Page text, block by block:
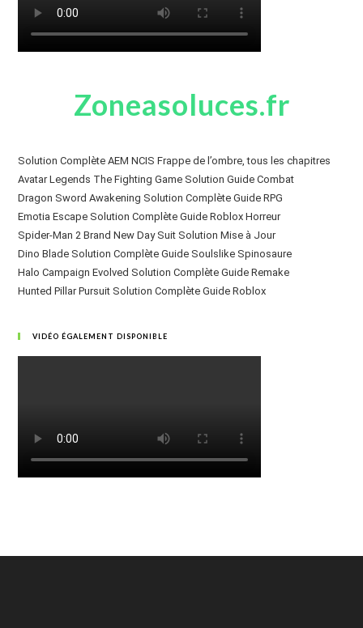
Zoneasoluces.fr
Solution Complète AEM NCIS Frappe de l’ombre, tous les chapitres
Avatar Legends The Fighting Game Solution Guide Combat
Dragon Sword Awakening Solution Complète Guide RPG
Emotia Escape Solution Complète Guide Roblox Horreur
Spider-Man 2 Brand New Day Suit Solution Mise à Jour
Dino Blade Solution Complète Guide Soulslike Spinosaure
Halo Campaign Evolved Solution Complète Guide Remake
Hunted Pillar Pursuit Solution Complète Guide Roblox
VIDÉO ÉGALEMENT DISPONIBLE